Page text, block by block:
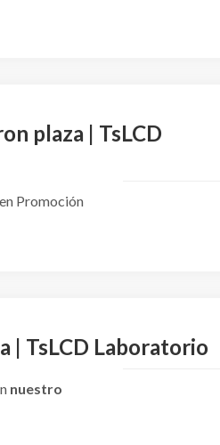
plaza | TsLCD
Promoción
| TsLCD Laboratorio
nuestro